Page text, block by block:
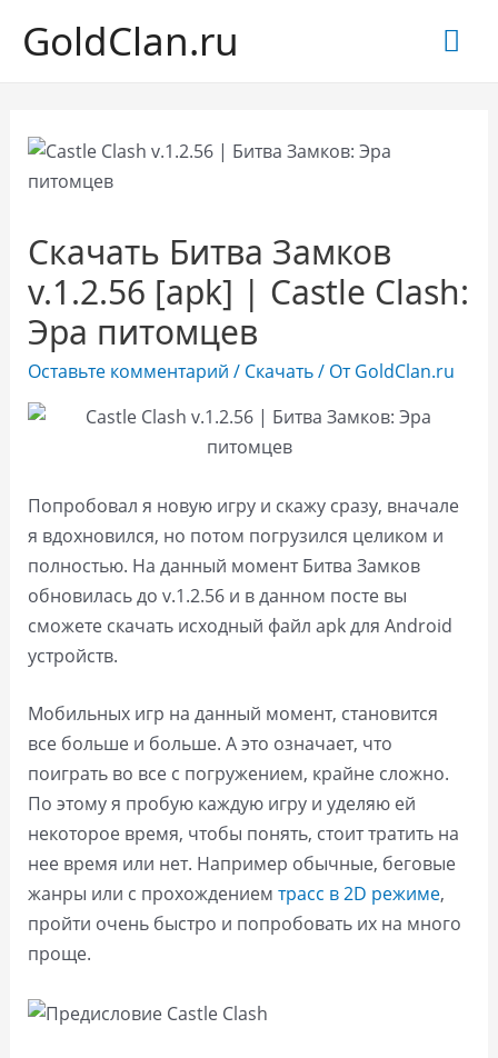
GoldClan.ru
Скачать Битва Замков
v.1.2.56 [apk] | Castle Clash:
Эра питомцев
Оставьте комментарий / Скачать/ От GoldClan.ru
Попробовал я новую игру и скажу сразу, вначале
я вдохновился, но потом погрузился целиком и
полностью. На данный момент Битва Замков
обновилась до v.1.2.56 и в данном посте вы
сможете скачать исходный файл apk для Android
устройств.
Мобильных игр на данный момент, становится
все больше и больше. А это означает, что
поиграть во все с погружением, крайне сложно.
По этому я пробую каждую игру и уделяю ей
некоторое время, чтобы понять, стоит тратить на
нее время или нет. Например обычные, беговые
жанры или с прохождением трасс в 2D режиме,
пройти очень быстро и попробовать их на много
проще.